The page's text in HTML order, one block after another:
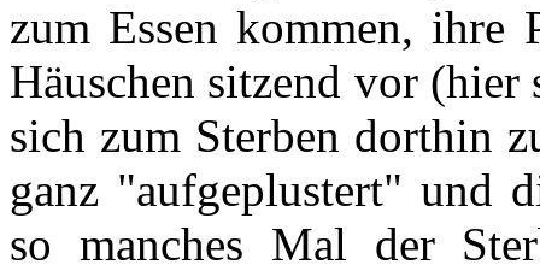
zum Essen kommen, ihre
Häuschen sitzend vor (hier
sich zum Sterben dorthin
ganz "aufgeplustert" und
so manches Mal der